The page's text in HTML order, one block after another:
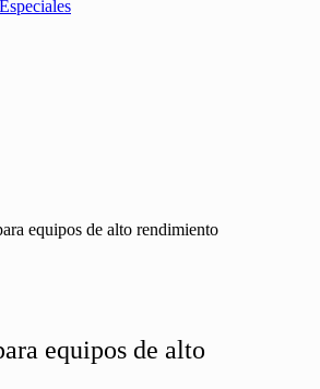
equipos de alto rendimiento
equipos de alto